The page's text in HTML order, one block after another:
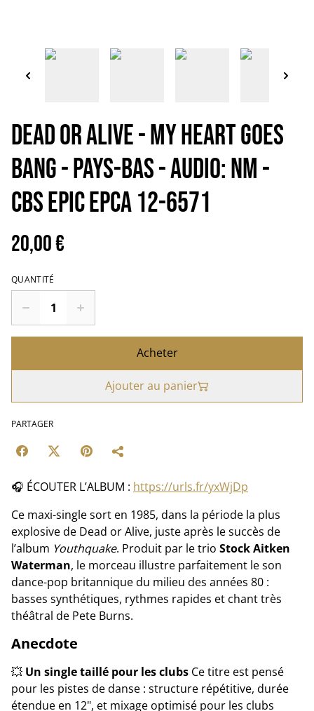
DEAD OR ALIVE - My heart goes
bang - Pays-Bas - Audio: NM -
CBS EPIC EPCA 12-6571
20,00 €
QUANTITÉ
Acheter
Ajouter au panier
PARTAGER
🎧 ÉCOUTER L’ALBUM : https://urls.fr/yxWjDp
Ce maxi-single sort en 1985, dans la période la plus
explosive de Dead or Alive, juste après le succès de
l’album Youthquake. Produit par le trio Stock Aitken
Waterman, le morceau illustre parfaitement le son
dance-pop britannique du milieu des années 80 :
basses synthétiques, rythmes rapides et chant très
théâtral de Pete Burns.
Anecdote
💥 Un single taillé pour les clubs Ce titre est pensé
pour les pistes de danse : structure répétitive, durée
étendue en 12", et mixage optimisé pour les clubs